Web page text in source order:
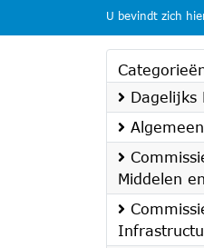
U bevindt zich
Dagelijks
Middelen